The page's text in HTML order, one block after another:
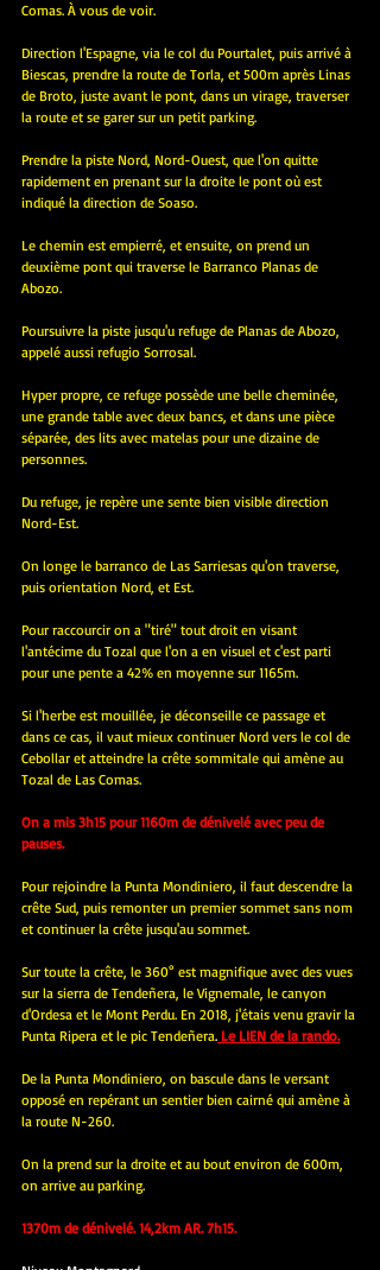
Comas. À vous de voir.
Direction l'Espagne, via le col du Pourtalet, puis arrivé à
Biescas, prendre la route de Torla, et 500m après Linas
de Broto, juste avant le pont, dans un virage, traverser
la route et se garer sur un petit parking.
Prendre la piste Nord, Nord-Ouest, que l'on quitte
rapidement en prenant sur la droite le pont où est
indiqué la direction de Soaso.
Le chemin est empierré, et ensuite, on prend un
deuxième pont qui traverse le Barranco Planas de
Abozo.
Poursuivre la piste jusqu'u refuge de Planas de Abozo,
appelé aussi refugio Sorrosal.
Hyper propre, ce refuge possède une belle cheminée,
une grande table avec deux bancs, et dans une pièce
séparée, des lits avec matelas pour une dizaine de
personnes.
Du refuge, je repère une sente bien visible direction
Nord-Est.
On longe le barranco de Las Sarriesas qu'on traverse,
puis orientation Nord, et Est.
Pour raccourcir on a "tiré" tout droit en visant
l'antécime du Tozal que l'on a en visuel et c'est parti
pour une pente a 42% en moyenne sur 1165m.
Si l'herbe est mouillée, je déconseille ce passage et
dans ce cas, il vaut mieux continuer Nord vers le col de
Cebollar et atteindre la crête sommitale qui amène au
Tozal de Las Comas.
On a mis 3h15 pour 1160m de dénivelé avec peu de
pauses.
Pour rejoindre la Punta Mondiniero, il faut descendre la
crête Sud, puis remonter un premier sommet sans nom
et continuer la crête jusqu'au sommet.
Sur toute la crête, le 360° est magnifique avec des vues
sur la sierra de Tendeñera, le Vignemale, le canyon
d'Ordesa et le Mont Perdu. En 2018, j'étais venu gravir la
Punta Ripera et le pic Tendeñera. Le LIEN de la rando.
De la Punta Mondiniero, on bascule dans le versant
opposé en repérant un sentier bien cairné qui amène à
la route N-260.
On la prend sur la droite et au bout environ de 600m,
on arrive au parking.
1370m de dénivelé. 14,2km AR. 7h15.